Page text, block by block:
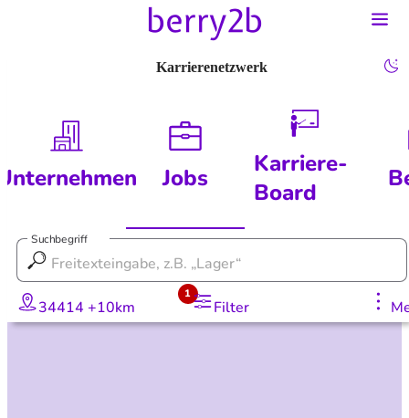
Karrierenetzwerk
Jobs
Karriere-
Board
Suchbegriff
34414 +10km Filter
1